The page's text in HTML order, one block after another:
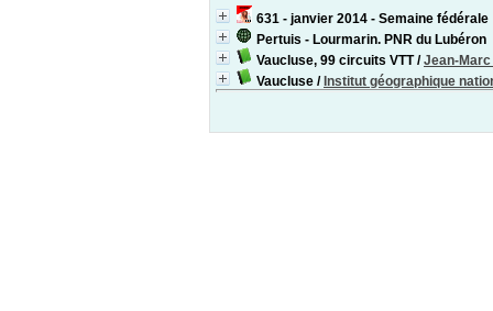
631 - janvier 2014 - Semaine
Pertuis - Lourmarin. PNR du Lubéron
Vaucluse, 99 circuits VTT/Jean-
Vaucluse / Institut géographique